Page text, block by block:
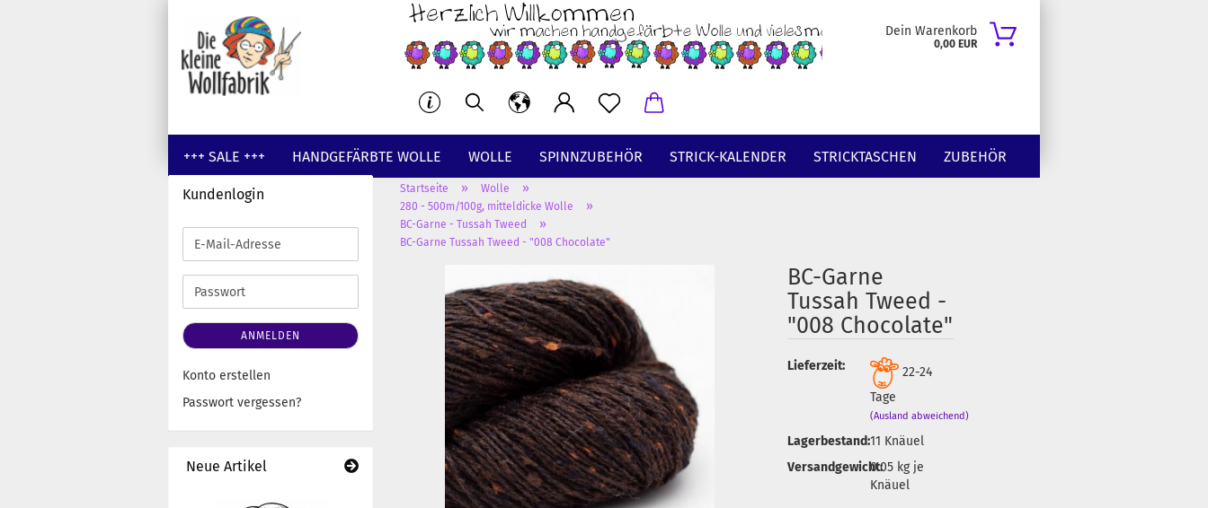
Dein Warenkorb
0,00 EUR
+++ SALE +++ HANDGEFÄRBTE WOLLE WOLLE SPINNZUBEHÖR STRICK-KALENDER STRICKTASCHEN ZUBEHÖR
GUTSCHEINE WOLLE UNGEFÄRBT
Startseite » Wolle »
280 - 500m/100g, mitteldicke Wolle »
BC-Garne - Tussah Tweed »
BC-Garne Tussah Tweed - "008 Chocolate"
BC-Garne
Tussah Tweed -
"008 Chocolate"
Lieferzeit:
22-24
Tage
(Ausland abweichend)
Lagerbestand:11 Knäuel
Versandgewicht:0.05kg je
Knäuel
Kundenlogin
E-
Mail-
Adresse
Passwort
ANMELDEN
Konto erstellen
Passwort vergessen?
Neue Artikel